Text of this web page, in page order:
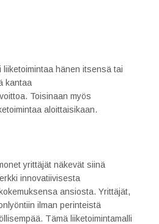
hänen itsensä tai
kantaa
Toisinaan myös
aloittaisikaan.
yrittäjät näkevät siinä
innovatiivisesta
ansiosta. Yrittäjät,
ilman perinteistä
Tämä liiketoimintamalli